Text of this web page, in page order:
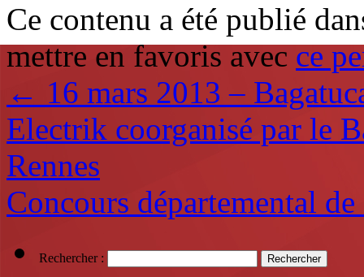
Ce contenu a été publié
mettre en favoris avecce
← 16 mars 2013 –
Electrik coorganisé par le
Rennes
Concours départemental
Rechercher :